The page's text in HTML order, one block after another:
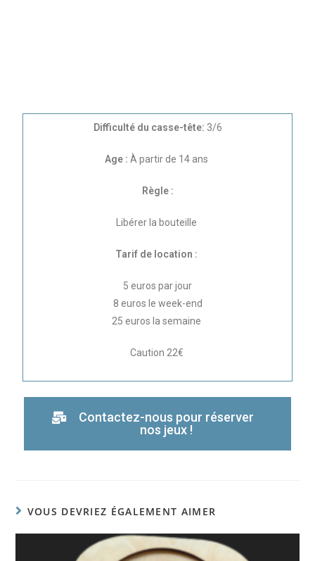
Difficulté du casse-tête: 3/6
Age : À partir de 14 ans
Règle :
Libérer la bouteille
Tarif de location :
5 euros par jour
8 euros le week-end
25 euros la semaine
Caution 22€
Contactez-nous pour réserver
nos jeux !
VOUS DEVRIEZ ÉGALEMENT AIMER